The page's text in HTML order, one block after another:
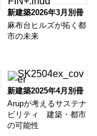
新建築2026年3月別冊
麻布台ヒルズが拓く都
市の未来
新建築2025年4月別冊
Arupが考えるサステナ
ビリティ 建築・都市
の可能性